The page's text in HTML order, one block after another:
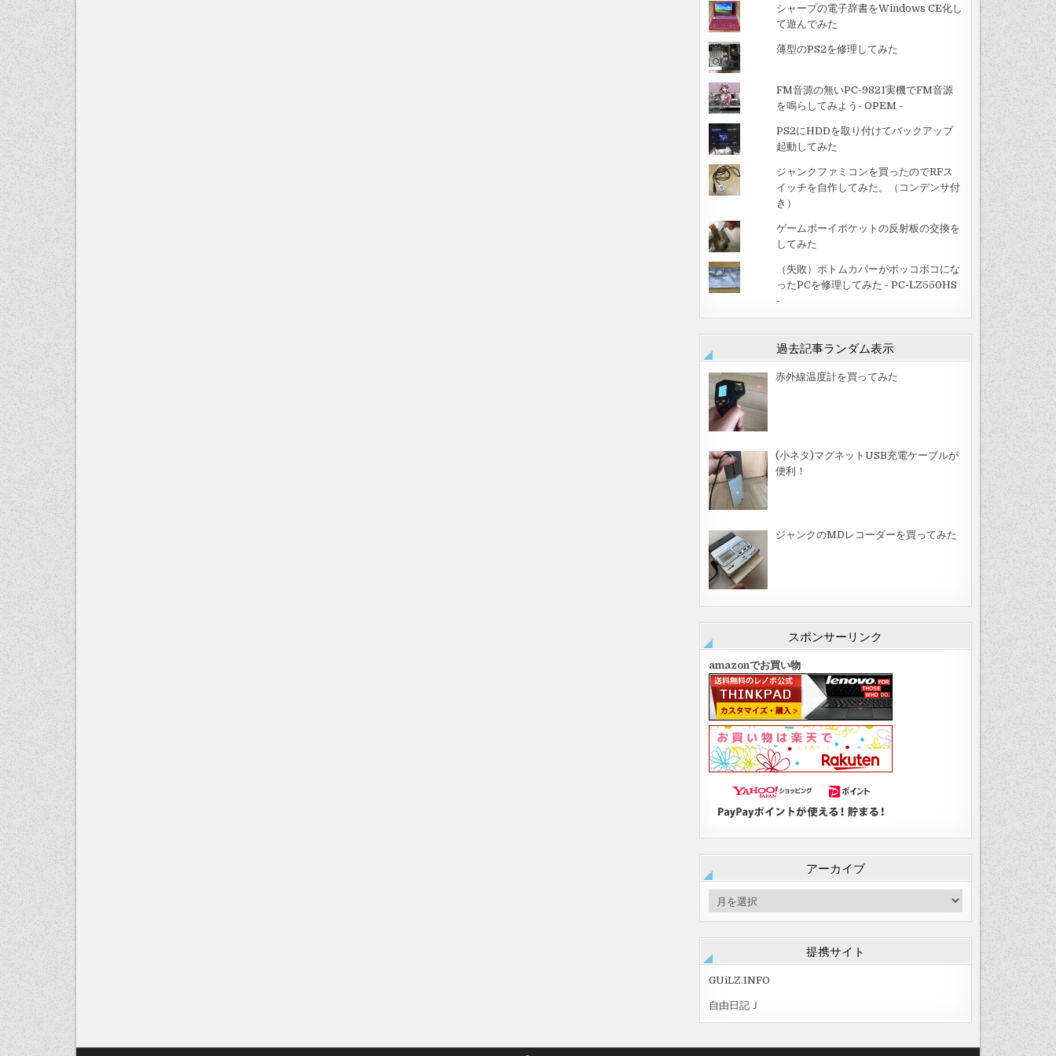
シャープの電子辞書をWindows CE化し
て遊んでみた
薄型のPS2を修理してみた
FM音源の無いPC-9821実機でFM音源
を鳴らしてみよう- OPEM -
PS2にHDDを取り付けてバックアップ
起動してみた
ジャンクファミコンを買ったのでRFス
イッチを自作してみた。（コンデンサ付
き）
ゲームボーイポケットの反射板の交換を
してみた
（失敗）ボトムカバーがボッコボコにな
ったPCを修理してみた - PC-LZ550HS
-
過去記事ランダム表示
赤外線温度計を買ってみた
(小ネタ)マグネットUSB充電ケーブルが
便利！
ジャンクのMDレコーダーを買ってみた
スポンサーリンク
amazonでお買い物
アーカイブ
ー
ブ
提携サイト
GUiLZ.INFO
自由日記Ｊ